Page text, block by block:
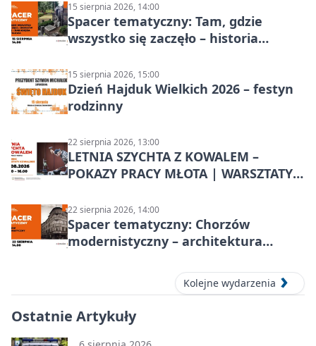
15 sierpnia 2026, 14:00
Spacer tematyczny: Tam, gdzie
wszystko się zaczęło – historia
15 sierpnia 2026, 15:00
Dzień Hajduk Wielkich 2026 – festyn
rodzinny
22 sierpnia 2026, 13:00
LETNIA SZYCHTA Z KOWALEM –
POKAZY PRACY MŁOTA | WARSZTATY
22 sierpnia 2026, 14:00
Spacer tematyczny: Chorzów
modernistyczny – architektura
Kolejne wydarzenia
Ostatnie Artykuły